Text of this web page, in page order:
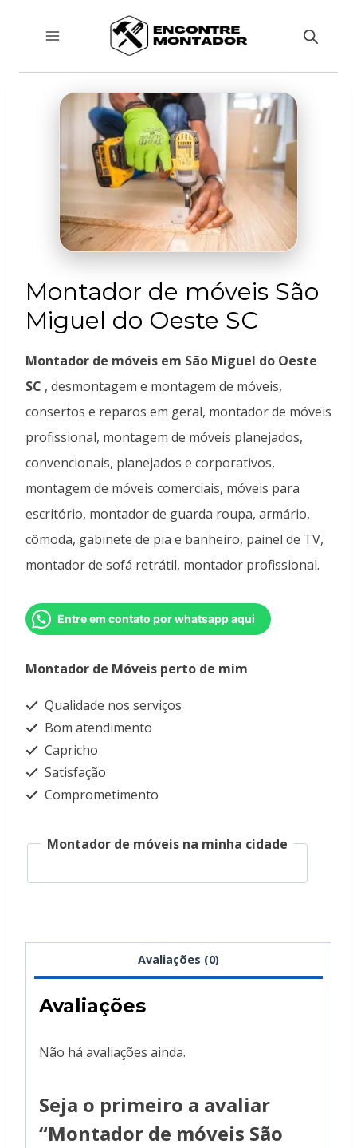
Montador de móveis São
Miguel do Oeste SC
Montador de móveis em São Miguel do Oeste
SC , desmontagem e montagem de móveis,
consertos e reparos em geral, montador de móveis
profissional, montagem de móveis planejados,
convencionais, planejados e corporativos,
montagem de móveis comerciais, móveis para
escritório, montador de guarda roupa, armário,
cômoda, gabinete de pia e banheiro, painel de TV,
montador de sofá retrátil, montador profissional.
Entre em contato por whatsapp aqui
Montador de Móveis perto de mim
Qualidade nos serviços
Bom atendimento
Capricho
Satisfação
Comprometimento
Montador de móveis na minha cidade
Avaliações (0)
Avaliações
Não há avaliações ainda.
Seja o primeiro a avaliar
“Montador de móveis São